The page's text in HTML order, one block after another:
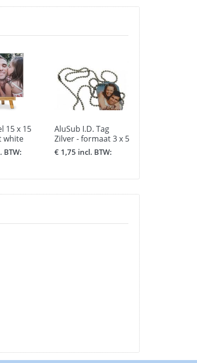
15 x 15
white
BTW:
AluSub I.D. Tag
Zilver - formaat 3 x 5
cm.
€ 1,75 incl. BTW: